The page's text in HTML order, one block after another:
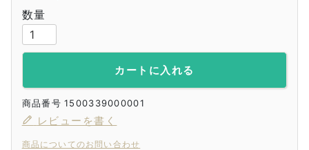
カートに入れる
商品番号 1500339000001
レビューを書く
商品についてのお問い合わせ